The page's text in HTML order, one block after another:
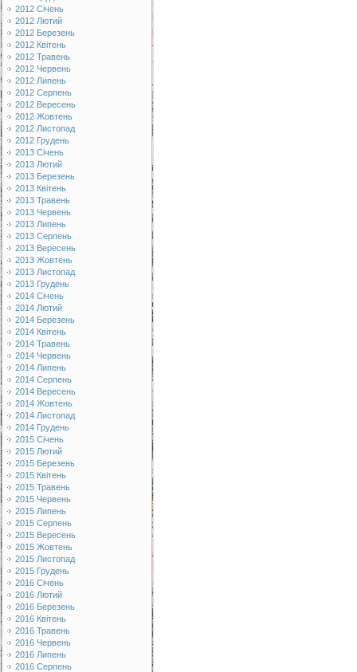
2012 Січень
2012 Лютий
2012 Березень
2012 Квітень
2012 Травень
2012 Червень
2012 Липень
2012 Серпень
2012 Вересень
2012 Жовтень
2012 Листопад
2012 Грудень
2013 Січень
2013 Лютий
2013 Березень
2013 Квітень
2013 Травень
2013 Червень
2013 Липень
2013 Серпень
2013 Вересень
2013 Жовтень
2013 Листопад
2013 Грудень
2014 Січень
2014 Лютий
2014 Березень
2014 Квітень
2014 Травень
2014 Червень
2014 Липень
2014 Серпень
2014 Вересень
2014 Жовтень
2014 Листопад
2014 Грудень
2015 Січень
2015 Лютий
2015 Березень
2015 Квітень
2015 Травень
2015 Червень
2015 Липень
2015 Серпень
2015 Вересень
2015 Жовтень
2015 Листопад
2015 Грудень
2016 Січень
2016 Лютий
2016 Березень
2016 Квітень
2016 Травень
2016 Червень
2016 Липень
2016 Серпень